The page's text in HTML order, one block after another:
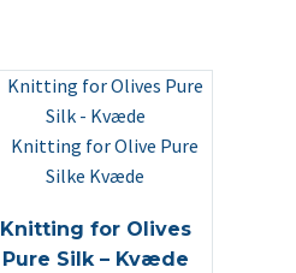
Knitting for Olives
Pure Silk – Kvæde